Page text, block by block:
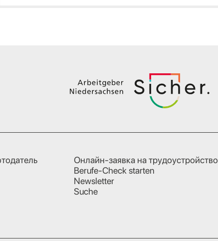
Онлайн-заявка на трудоустройство
Berufe-Check starten
Newsletter
Suche